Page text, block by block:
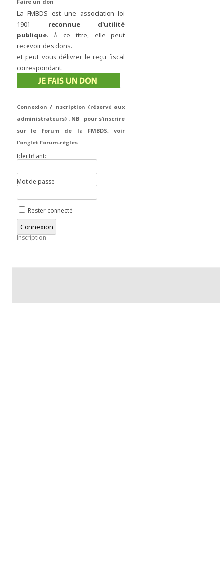
Faire un don
La FMBDS est une association loi
1901 reconnue d'utilité
publique. À ce titre, elle peut
recevoir des dons.
et peut vous délivrer le reçu fiscal
correspondant.
.
Connexion / inscription (réservé aux
administrateurs) . NB : pour s’inscrire
sur le forum de la FMBDS, voir
l’onglet Forum-règles
Identifiant:
Mot de passe:
Rester connecté
Connexion
Inscription